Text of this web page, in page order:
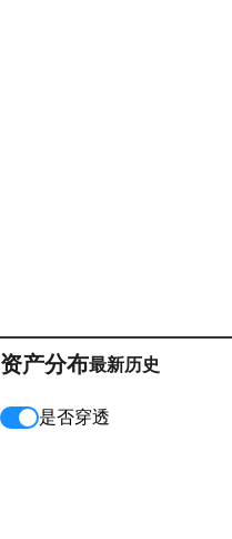
资产分布最新历史
是否穿透